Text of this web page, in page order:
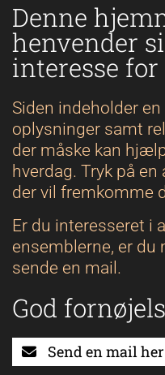
Denne
henvender
interesse
Siden indeholder
oplysninger samt
der måske kan
hverdag. Tryk på
der vil fremkomme
Er du interesseret i
ensemblerne, er
sende en mail.
God
Send en mail her